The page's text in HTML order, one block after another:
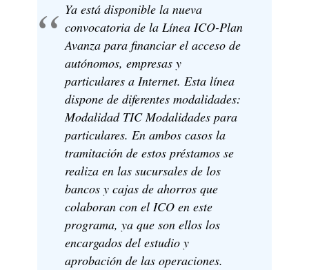
Ya está disponible la nueva
convocatoria de la Línea ICO-Plan
Avanza para financiar el acceso de
autónomos, empresas y
particulares a Internet. Esta línea
dispone de diferentes modalidades:
Modalidad TIC Modalidades para
particulares. En ambos casos la
tramitación de estos préstamos se
realiza en las sucursales de los
bancos y cajas de ahorros que
colaboran con el ICO en este
programa, ya que son ellos los
encargados del estudio y
aprobación de las operaciones.